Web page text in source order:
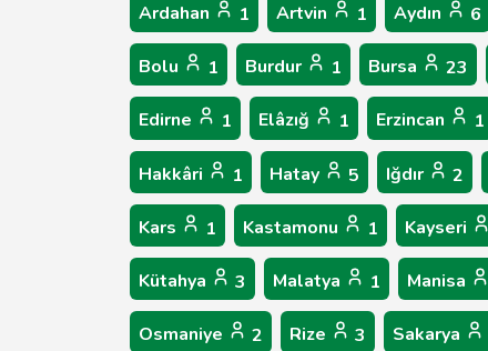
Ardahan 1 Artvin 1 Aydın 6
Bolu 1 Burdur 1 Bursa 23
Edirne 1 Elâzığ 1 Erzincan 1
Hakkâri 1 Hatay 5 Iğdır 2
Kars 1 Kastamonu 1 Kayseri
Kütahya 3 Malatya 1 Manisa
Osmaniye 2 Rize 3 Sakarya